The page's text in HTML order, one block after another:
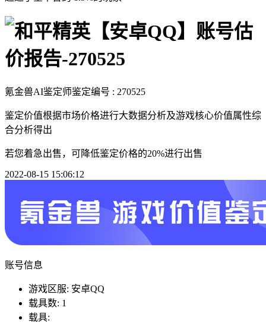
氪金兽AI鉴定师鉴定编号 : 270525
鉴定价值根据市场价格进行大数据分析及游戏核心价值属性综
合分析得出
若您着急出售，可降低鉴定价格的20%进行出售
2022-08-15 15:06:12
账号信息
游戏区服: 安卓QQ
载具数: 1
载具: